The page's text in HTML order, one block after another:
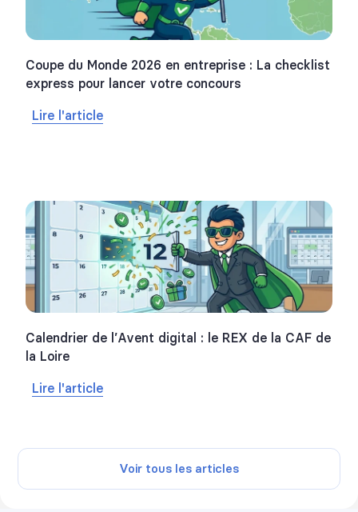
Coupe du Monde 2026 en entreprise : La checklist
express pour lancer votre concours
Lire l'article
Calendrier de l’Avent digital : le REX de la CAF de
la Loire
Lire l'article
Voir tous les articles